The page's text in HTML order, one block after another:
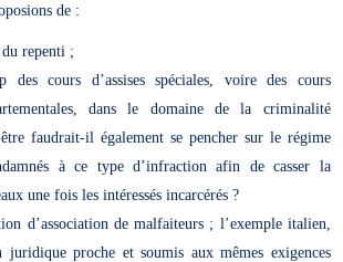
de :
repenti ;
des cours d’assises spéciales, voire des cours
dans le domaine de la criminalité
faudrait-il également se pencher sur le régime
à ce type d’infraction afin de casser la
une fois les intéressés incarcérés ?
d’association de malfaiteurs ; l’exemple italien,
juridique proche et soumis aux mêmes exigences